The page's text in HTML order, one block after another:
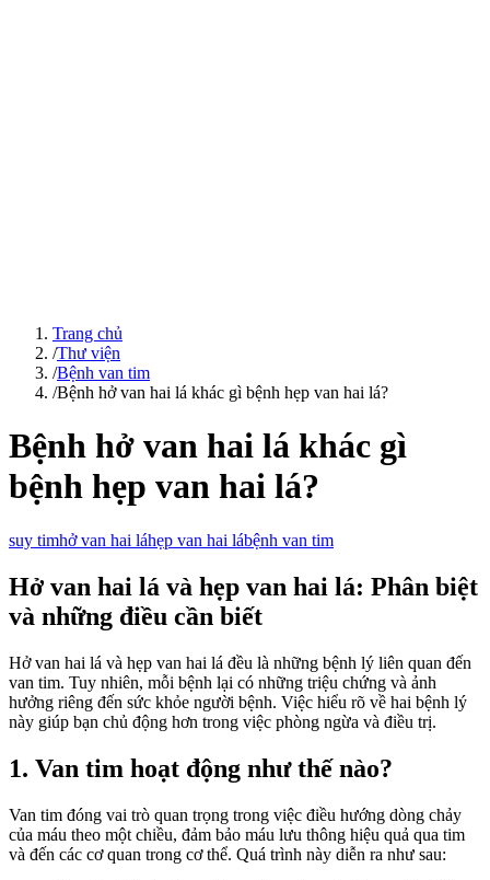
Trang chủ
/Thư viện
/Bệnh van tim
/Bệnh hở van hai lá khác gì bệnh hẹp van hai lá?
Bệnh hở van hai lá khác gì
bệnh hẹp van hai lá?
suy timhở van hai láhẹp van hai lábệnh van tim
Hở van hai lá và hẹp van hai lá: Phân biệt
và những điều cần biết
Hở van hai lá và hẹp van hai lá đều là những bệnh lý liên quan đến
van tim. Tuy nhiên, mỗi bệnh lại có những triệu chứng và ảnh
hưởng riêng đến sức khỏe người bệnh. Việc hiểu rõ về hai bệnh lý
này giúp bạn chủ động hơn trong việc phòng ngừa và điều trị.
1. Van tim hoạt động như thế nào?
Van tim đóng vai trò quan trọng trong việc điều hướng dòng chảy
của máu theo một chiều, đảm bảo máu lưu thông hiệu quả qua tim
và đến các cơ quan trong cơ thể. Quá trình này diễn ra như sau: